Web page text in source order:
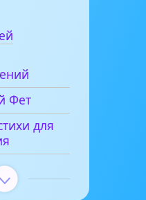
Фет
для